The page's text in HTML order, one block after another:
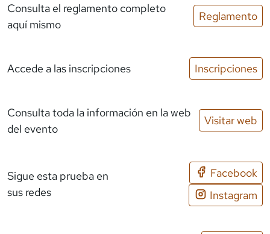
Consulta el reglamento completo
aquí mismo
Reglamento
Accede a las inscripciones Inscripciones
Consulta toda la información en la web
del evento
Visitar web
Sigue esta prueba en
sus redes
Facebook
Instagram